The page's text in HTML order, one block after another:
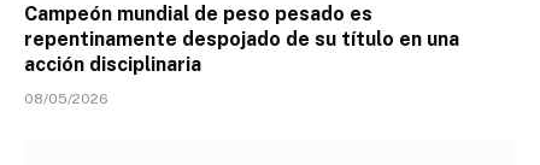
Campeón mundial de peso pesado es
repentinamente despojado de su título en una
acción disciplinaria
08/05/2026